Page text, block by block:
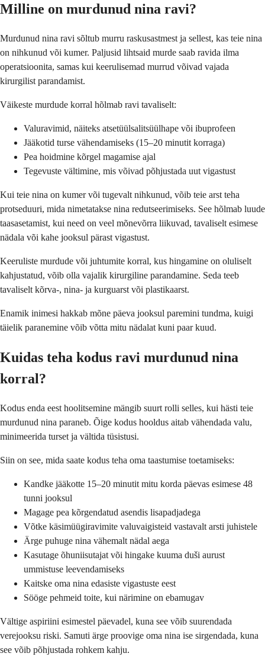
Milline on murdunud nina ravi?
Murdunud nina ravi sõltub murru raskusastmest ja sellest, kas teie nina
on nihkunud või kumer. Paljusid lihtsaid murde saab ravida ilma
operatsioonita, samas kui keerulisemad murrud võivad vajada
kirurgilist parandamist.
Väikeste murdude korral hõlmab ravi tavaliselt:
Valuravimid, näiteks atsetüülsalitsüülhape või ibuprofeen
Jääkotid turse vähendamiseks (15–20 minutit korraga)
Pea hoidmine kõrgel magamise ajal
Tegevuste vältimine, mis võivad põhjustada uut vigastust
Kui teie nina on kumer või tugevalt nihkunud, võib teie arst teha
protseduuri, mida nimetatakse nina redutseerimiseks. See hõlmab luude
taasasetamist, kui need on veel mõnevõrra liikuvad, tavaliselt esimese
nädala või kahe jooksul pärast vigastust.
Keeruliste murdude või juhtumite korral, kus hingamine on oluliselt
kahjustatud, võib olla vajalik kirurgiline parandamine. Seda teeb
tavaliselt kõrva-, nina- ja kurguarst või plastikaarst.
Enamik inimesi hakkab mõne päeva jooksul paremini tundma, kuigi
täielik paranemine võib võtta mitu nädalat kuni paar kuud.
Kuidas teha kodus ravi murdunud nina
korral?
Kodus enda eest hoolitsemine mängib suurt rolli selles, kui hästi teie
murdunud nina paraneb. Õige kodus hooldus aitab vähendada valu,
minimeerida turset ja vältida tüsistusi.
Siin on see, mida saate kodus teha oma taastumise toetamiseks:
Kandke jääkotte 15–20 minutit mitu korda päevas esimese 48
tunni jooksul
Magage pea kõrgendatud asendis lisapadjadega
Võtke käsimüügiravimite valuvaigisteid vastavalt arsti juhistele
Ärge puhuge nina vähemalt nädal aega
Kasutage õhuniisutajat või hingake kuuma duši aurust
ummistuse leevendamiseks
Kaitske oma nina edasiste vigastuste eest
Sööge pehmeid toite, kui närimine on ebamugav
Vältige aspiriini esimestel päevadel, kuna see võib suurendada
verejooksu riski. Samuti ärge proovige oma nina ise sirgendada, kuna
see võib põhjustada rohkem kahju.